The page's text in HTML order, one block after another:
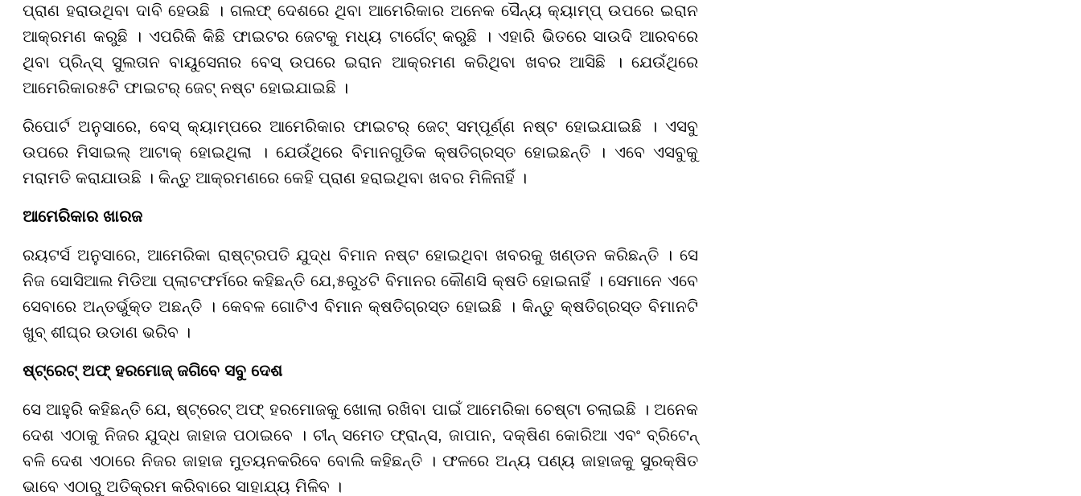
ପ୍ରାଣ ହରାଉଥିବା ଦାବି ହେଉଛି । ଗଲଫ୍ ଦେଶରେ ଥିବା ଆମେରିକାର ଅନେକ ସୈନ୍ୟ କ୍ୟାମ୍ପ୍ ଉପରେ ଇରାନ
ଆକ୍ରମଣ କରୁଛି । ଏପରିକି କିଛି ଫାଇଟର ଜେଟକୁ ମଧ୍ୟ ଟାର୍ଗେଟ୍ କରୁଛି । ଏହାରି ଭିତରେ ସାଉଦି ଆରବରେ
ଥିବା ପ୍ରିନ୍ସ୍ ସୁଲତାନ ବାୟୁସେନାର ବେସ୍ ଉପରେ ଇରାନ ଆକ୍ରମଣ କରିଥିବା ଖବର ଆସିଛି । ଯେଉଁଥିରେ
ଆମେରିକାର୫ଟି ଫାଇଟର୍ ଜେଟ୍ ନଷ୍ଟ ହୋଇଯାଇଛି ।
ରିପୋର୍ଟ ଅନୁସାରେ, ବେସ୍ କ୍ୟାମ୍ପରେ ଆମେରିକାର ଫାଇଟର୍ ଜେଟ୍ ସମ୍ପୂର୍ଣ୍ଣ ନଷ୍ଟ ହୋଇଯାଇଛି । ଏସବୁ
ଉପରେ ମିସାଇଲ୍ ଆଟାକ୍ ହୋଇଥିଲା । ଯେଉଁଥିରେ ବିମାନଗୁଡିକ କ୍ଷତିଗ୍ରସ୍ତ ହୋଇଛନ୍ତି । ଏବେ ଏସବୁକୁ
ମରାମତି କରାଯାଉଛି । କିନ୍ତୁ ଆକ୍ରମଣରେ କେହି ପ୍ରାଣ ହରାଇଥିବା ଖବର ମିଳିନାହିଁ ।
ଆମେରିକାର ଖାରଜ
ରୟଟର୍ସ ଅନୁସାରେ, ଆମେରିକା ରାଷ୍ଟ୍ରପତି ଯୁଦ୍ଧ ବିମାନ ନଷ୍ଟ ହୋଇଥିବା ଖବରକୁ ଖଣ୍ଡନ କରିଛନ୍ତି । ସେ
ନିଜ ସୋସିଆଲ ମିଡିଆ ପ୍ଲାଟଫର୍ମରେ କହିଛନ୍ତି ଯେ,୫ରୁ୪ଟି ବିମାନର କୌଣସି କ୍ଷତି ହୋଇନାହିଁ । ସେମାନେ ଏବେ
ସେବାରେ ଅନ୍ତର୍ଭୁକ୍ତ ଅଛନ୍ତି । କେବଳ ଗୋଟିଏ ବିମାନ କ୍ଷତିଗ୍ରସ୍ତ ହୋଇଛି । କିନ୍ତୁ କ୍ଷତିଗ୍ରସ୍ତ ବିମାନଟି
ଖୁବ୍ ଶୀଘ୍ର ଉଡାଣ ଭରିବ ।
ଷ୍ଟ୍ରେଟ୍ ଅଫ୍ ହରମୋଜ୍ ଜଗିବେ ସବୁ ଦେଶ
ସେ ଆହୁରି କହିଛନ୍ତି ଯେ, ଷ୍ଟ୍ରେଟ୍ ଅଫ୍ ହରମୋଜକୁ ଖୋଲା ରଖିବା ପାଇଁ ଆମେରିକା ଚେଷ୍ଟା ଚଲାଇଛି । ଅନେକ
ଦେଶ ଏଠାକୁ ନିଜର ଯୁଦ୍ଧ ଜାହାଜ ପଠାଇବେ । ଚୀନ୍ ସମେତ ଫ୍ରାନ୍ସ, ଜାପାନ, ଦକ୍ଷିଣ କୋରିଆ ଏବଂ ବ୍ରିଟେନ୍
ବଳି ଦେଶ ଏଠାରେ ନିଜର ଜାହାଜ ମୁତୟନକରିବେ ବୋଲି କହିଛନ୍ତି । ଫଳରେ ଅନ୍ୟ ପଣ୍ୟ ଜାହାଜକୁ ସୁରକ୍ଷିତ
ଭାବେ ଏଠାରୁ ଅତିକ୍ରମ କରିବାରେ ସାହାଯ୍ୟ ମିଳିବ ।